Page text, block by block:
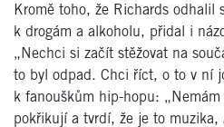
Kromě toho, že Richards odhalil
k drogám a alkoholu, přidal i
„Nechci si začít stěžovat na
to byl odpad. Chci říct, o to v ní
k fanouškům hip-hopu:
pokřikují a tvrdí, že je to muzika,